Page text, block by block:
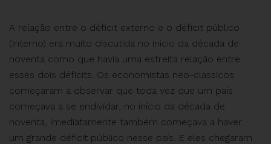
A relação entre o déficit externo e o déficit público
(interno) era muito discutida no início da década de
noventa como que havia uma estreita relação entre
esses dois déficits. Os economistas neo-clássicos
começaram a observar que toda vez que um país
começava a se endividar, no início da década de
noventa, imediatamente também começava a haver
um grande déficit público nesse país. E eles chegaram